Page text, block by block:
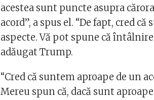
acestea sunt puncte asupra
acord”, a spus el. “De fapt, cred
aspecte. Vă pot spune că
adăugat Trump.
“Cred că suntem aproape de un
Mereu spun că, dacă sunt